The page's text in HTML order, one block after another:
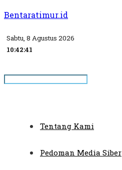
Bentaratimur.id
Sabtu, 8 Agustus 2026
10:42:41
Tentang Kami
Pedoman Media Siber